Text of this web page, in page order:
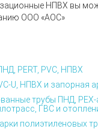
НПВХ вы
ООО «АОС»
PERT, PVC, НПВХ
U, НПВХ и запорная
трубы ПНД, PEX-
ГВС и
полиэтиленовых